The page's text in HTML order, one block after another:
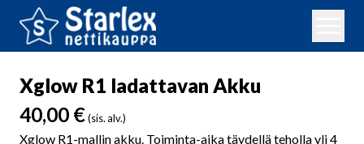
Xglow R1 ladattavan Akku
40,00 €(sis. alv.)
Xglow R1-mallin akku. Toiminta-aika täydellä teholla yli 4